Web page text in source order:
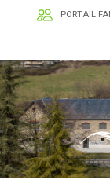
PORTAIL